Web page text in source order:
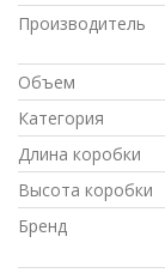
Производитель
Объем
Категория
Длина коробки
Высота коробки
Бренд